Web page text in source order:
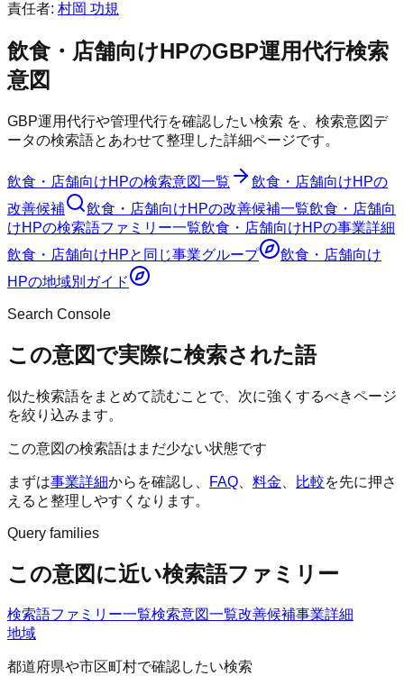
責任者: 村岡 功規
飲食・店舗向けHPのGBP運用代行検索
意図
GBP運用代行や管理代行を確認したい検索 を、検索意図デ
ータの検索語とあわせて整理した詳細ページです。
飲食・店舗向けHPの検索意図一覧 飲食・店舗向けHPの
改善候補
飲食・店舗向けHPの改善候補一覧飲食・店舗向
けHPの検索語ファミリー一覧飲食・店舗向けHPの事業詳細
飲食・店舗向けHPと同じ事業グループ
飲食・店舗向け
HPの地域別ガイド
Search Console
この意図で実際に検索された語
似た検索語をまとめて読むことで、次に強くするべきページ
を絞り込みます。
この意図の検索語はまだ少ない状態です
まずは事業詳細からを確認し、 FAQ 料金 比較を先に押さ
えると整理しやすくなります。
Query families
この意図に近い検索語ファミリー
検索語ファミリー一覧検索意図一覧改善候補事業詳細
地域
都道府県や市区町村で確認したい検索